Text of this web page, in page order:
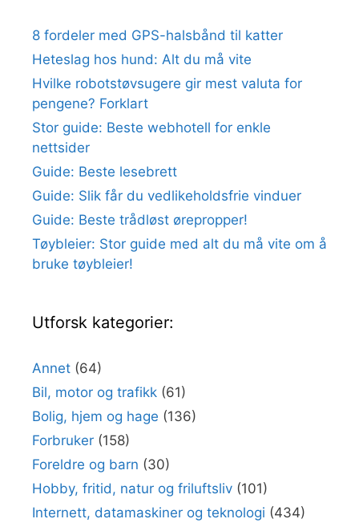
8 fordeler med GPS-halsbånd til katter
Heteslag hos hund: Alt du må vite
Hvilke robotstøvsugere gir mest valuta for
pengene? Forklart
Stor guide: Beste webhotell for enkle
nettsider
Guide: Beste lesebrett
Guide: Slik får du vedlikeholdsfrie vinduer
Guide: Beste trådløst ørepropper!
Tøybleier: Stor guide med alt du må vite om å
bruke tøybleier!
Utforsk kategorier:
Annet (64)
Bil, motor og trafikk (61)
Bolig, hjem og hage (136)
Forbruker (158)
Foreldre og barn (30)
Hobby, fritid, natur og friluftsliv (101)
Internett, datamaskiner og teknologi (434)